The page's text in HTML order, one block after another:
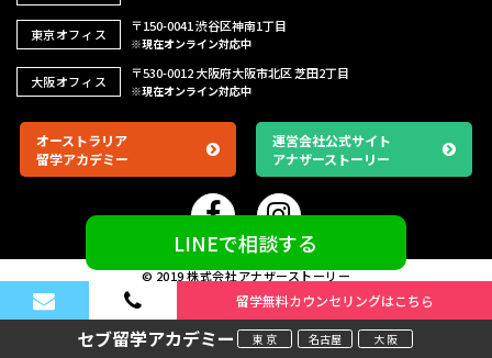
東京オフィス 〒150-0041 渋谷区神南1丁目
※現在オンライン対応中
大阪オフィス 〒530-0012 大阪府大阪市北区 芝田2丁目
※現在オンライン対応中
オーストラリア
留学アカデミー
運営会社公式サイト
アナザーストーリー
© 2019 株式会社アナザーストーリー
LINEで相談する
留学無料カウンセリングはこちら
セブ留学アカデミー 東 京 名古屋 大 阪